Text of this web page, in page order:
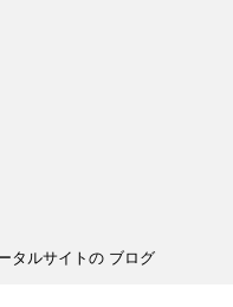
タルサイトの ブログ